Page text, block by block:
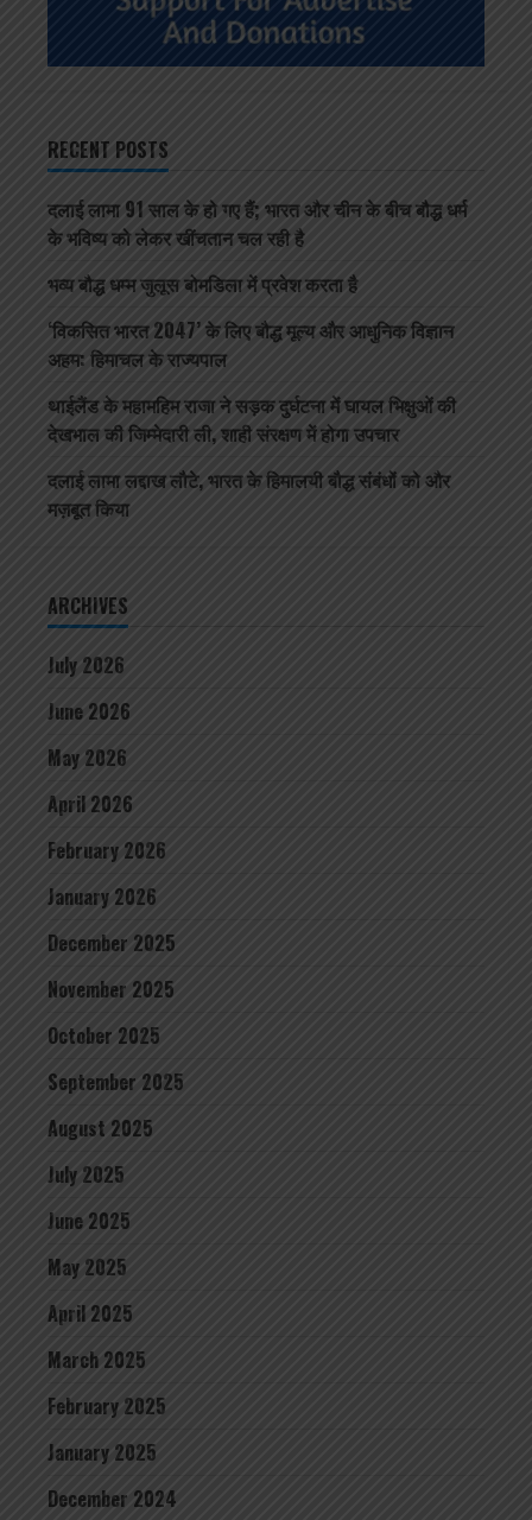
RECENT POSTS
दलाई लामा 91 साल के हो गए हैं; भारत और चीन के बीच बौद्ध धर्म
के भविष्य को लेकर खींचतान चल रही है
भव्य बौद्ध धम्म जुलूस बोमडिला में प्रवेश करता है
‘विकसित भारत 2047’ के लिए बौद्ध मूल्य और आधुनिक विज्ञान
अहम: हिमाचल के राज्यपाल
थाईलैंड के महामहिम राजा ने सड़क दुर्घटना में घायल भिक्षुओं की
देखभाल की जिम्मेदारी ली, शाही संरक्षण में होगा उपचार
दलाई लामा लद्दाख लौटे, भारत के हिमालयी बौद्ध संबंधों को और
मज़बूत किया
ARCHIVES
July 2026
June 2026
May 2026
April 2026
February 2026
January 2026
December 2025
November 2025
October 2025
September 2025
August 2025
July 2025
June 2025
May 2025
April 2025
March 2025
February 2025
January 2025
December 2024